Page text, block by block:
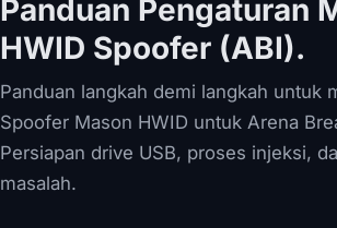
Panduan Pengaturan
HWID Spoofer (ABI).
Panduan langkah demi langkah untuk
Spoofer Mason HWID untuk Arena
Persiapan drive USB, proses injeksi,
masalah.